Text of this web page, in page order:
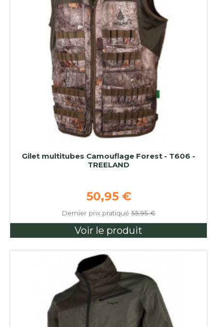
Gilet multitubes Camouflage Forest - T606 -
TREELAND
Prix de base
50,95 €
Dernier prix pratiqué 55.95 €
Voir le produit